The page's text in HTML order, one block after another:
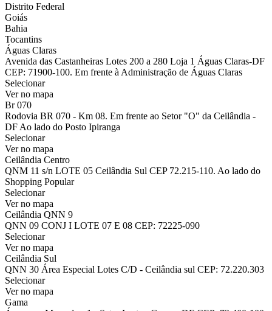
Distrito Federal
Goiás
Bahia
Tocantins
Águas Claras
Avenida das Castanheiras Lotes 200 a 280 Loja 1 Águas Claras-DF
CEP: 71900-100. Em frente à Administração de Águas Claras
Selecionar
Ver no mapa
Br 070
Rodovia BR 070 - Km 08. Em frente ao Setor "O" da Ceilândia -
DF Ao lado do Posto Ipiranga
Selecionar
Ver no mapa
Ceilândia Centro
QNM 11 s/n LOTE 05 Ceilândia Sul CEP 72.215-110. Ao lado do
Shopping Popular
Selecionar
Ver no mapa
Ceilândia QNN 9
QNN 09 CONJ I LOTE 07 E 08 CEP: 72225-090
Selecionar
Ver no mapa
Ceilândia Sul
QNN 30 Área Especial Lotes C/D - Ceilândia sul CEP: 72.220.303
Selecionar
Ver no mapa
Gama